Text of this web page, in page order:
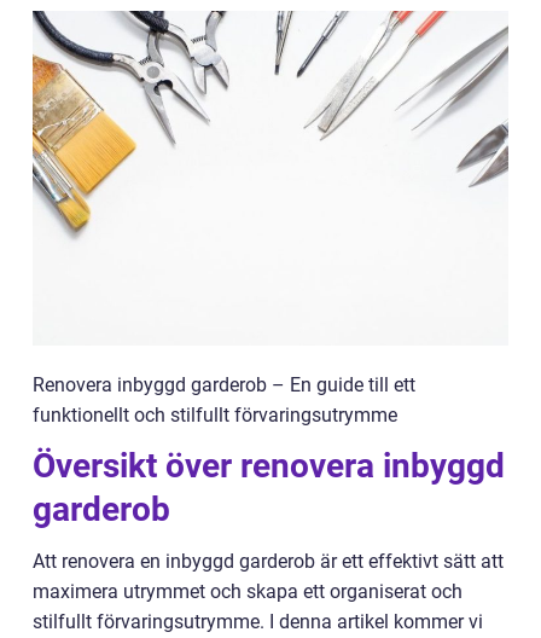
Renovera inbyggd garderob – En guide till ett
funktionellt och stilfullt förvaringsutrymme
Översikt över renovera inbyggd
garderob
Att renovera en inbyggd garderob är ett effektivt sätt att
maximera utrymmet och skapa ett organiserat och
stilfullt förvaringsutrymme. I denna artikel kommer vi